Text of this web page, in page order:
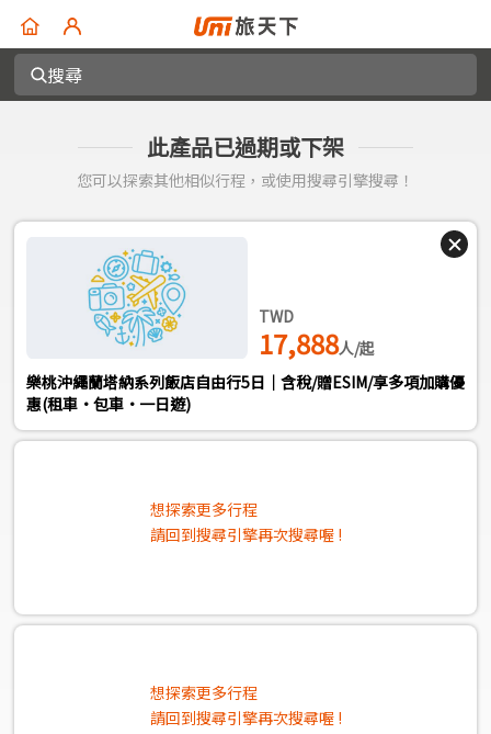
搜尋
此產品已過期或下架
您可以探索其他相似行程，或使用搜尋引擎搜尋！
TWD
17,888人/起
樂桃沖繩蘭塔納系列飯店自由行5日｜含稅/贈ESIM/享多項加購優
惠(租車·包車·一日遊)
想探索更多行程
請回到搜尋引擎再次搜尋喔 !
想探索更多行程
請回到搜尋引擎再次搜尋喔 !